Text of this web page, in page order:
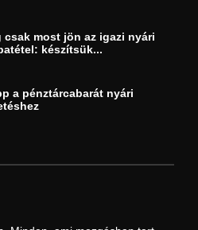
csak most jön az igazi nyári
készítsük...
a pénztárcabarát nyári